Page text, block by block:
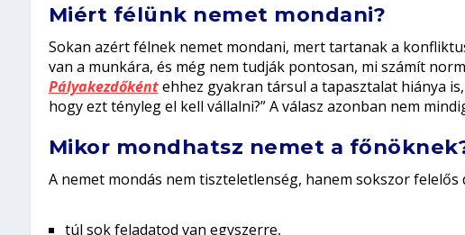
Miért félünk nemet mondani?
Sokan azért félnek nemet mondani, mert tartanak a
van a munkára, és még nem tudják pontosan, mi számít
Pályakezdőkéntehhez gyakran társul a tapasztalat hiánya
hogy ezt tényleg el kell vállalni?” A válasz azonban nem
Mikor mondhatsz nemet a
A nemet mondás nem tiszteletlenség, hanem sokszor felelős
túl sok feladatod van egyszerre,